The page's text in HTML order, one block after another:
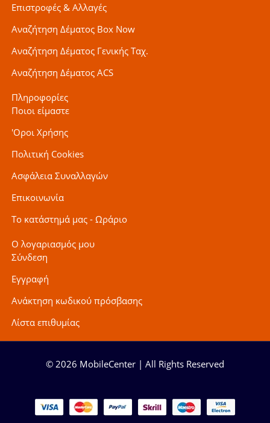
Επιστροφές & Αλλαγές
Αναζήτηση Δέματος Box Now
Αναζήτηση Δέματος Γενικής Ταχ.
Αναζήτηση Δέματος ACS
Πληροφορίες
Ποιοι είμαστε
'Οροι Χρήσης
Πολιτική Cookies
Ασφάλεια Συναλλαγών
Επικοινωνία
Το κατάστημά μας - Ωράριο
Ο λογαριασμός μου
Σύνδεση
Εγγραφή
Ανάκτηση κωδικού πρόσβασης
Λίστα επιθυμίας
© 2026 MobileCenter | All Rights Reserved